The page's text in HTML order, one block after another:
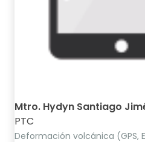
Mtro. Hydyn Santiago
PTC
Deformación volcánica (GPS,